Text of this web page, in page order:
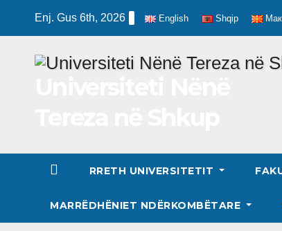
Enj. Gus 6th, 2026 English Shqip
RRETH UNIVERSITETIT
MARRËDHËNIET NDËRKOMBËTARE